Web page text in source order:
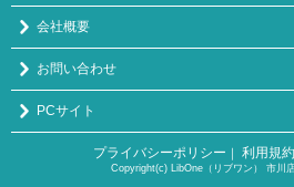
会社概要
お問い合わせ
PCサイト
プライバシーポリシー ｜ 利用規約
Copyright(c) LibOne（リブワン） 市川